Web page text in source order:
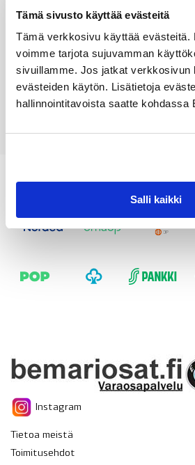
Tämä sivusto käyttää evästeitä
Tämä verkkosivu käyttää evästeitä.
voimme tarjota sujuvamman
sivuillamme. Jos jatkat verkkosivun
evästeiden käytön. Lisätietoja
hallinnointitavoista saatte kohdassa
Salli kaikki
Instagram
Tietoa meistä
Toimitusehdot